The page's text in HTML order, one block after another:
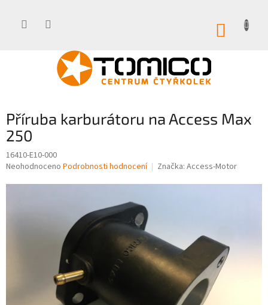
Příruba karburátoru na Access Max
250
16410-E10-000
Průměrné
Neohodnoceno Podrobnosti hodnocení Značka: Access-Motor